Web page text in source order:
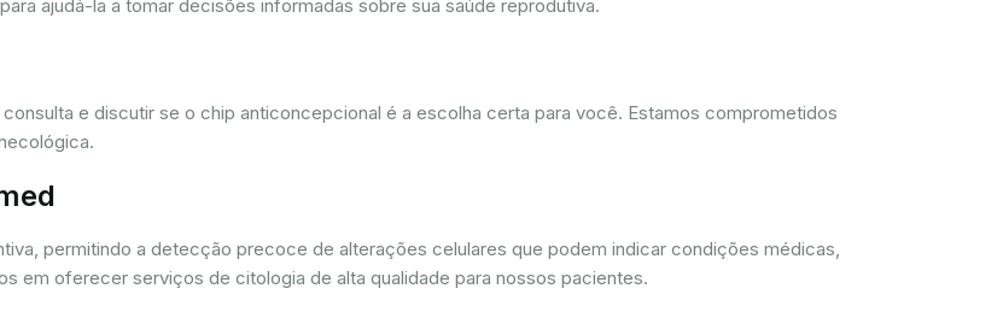
ajudá-la a tomar decisões informadas sobre sua saúde reprodutiva.
e discutir se o chip anticoncepcional é a escolha certa para você. Estamos comprometidos
permitindo a detecção precoce de alterações celulares que podem indicar condições médicas,
em oferecer serviços de citologia de alta qualidade para nossos pacientes.